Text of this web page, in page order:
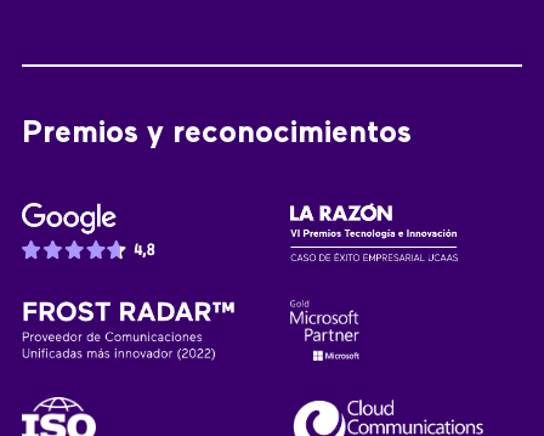
Premios y reconocimientos